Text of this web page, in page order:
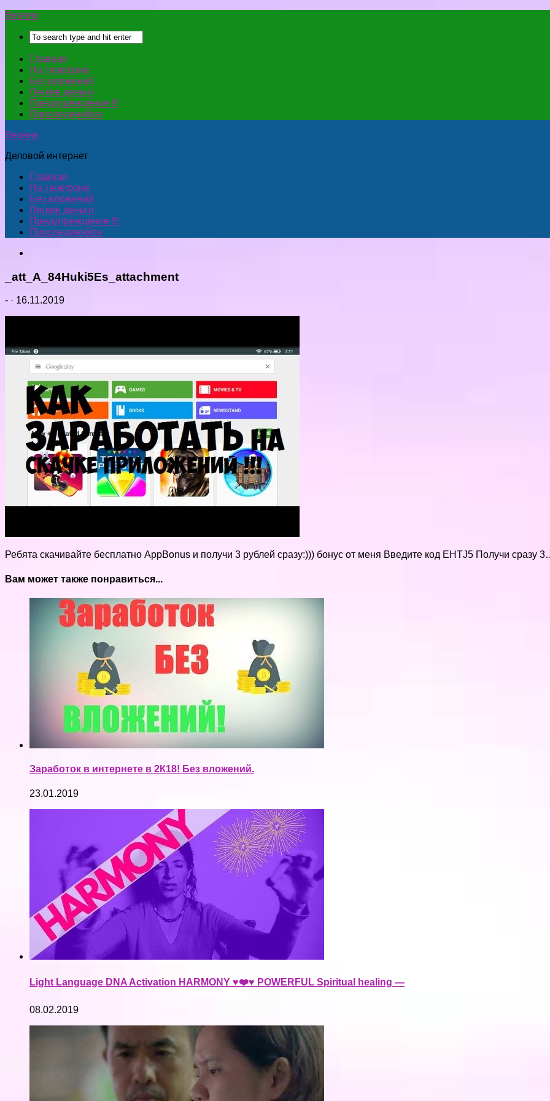
Верняк
Главная
На телефоне
Без вложений
Легкие деньги
Предупреждение !!!
Присоединяйся
Верняк
Деловой интернет
Главная
На телефоне
Без вложений
Легкие деньги
Предупреждение !!!
Присоединяйся
_att_A_84Huki5Es_attachment
- · 16.11.2019
Ребята скачивайте бесплатно AppBonus и получи 3 рублей сразу:))) бонус от меня Введите код EHTJ5 Получи сразу
Вам может также понравиться...
Заработок в интернете в 2К18! Без вложений.
23.01.2019
Light Language DNA Activation HARMONY ♥❤️♥ POWERFUL Spiritual healing —
08.02.2019